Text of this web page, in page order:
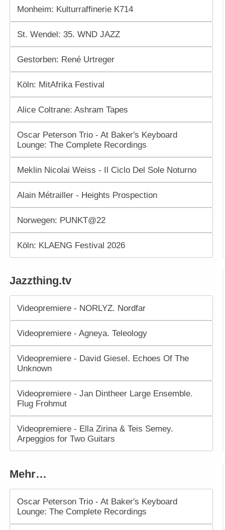
Monheim: Kulturraffinerie K714
St. Wendel: 35. WND JAZZ
Gestorben: René Urtreger
Köln: MitAfrika Festival
Alice Coltrane: Ashram Tapes
Oscar Peterson Trio - At Baker's Keyboard
Lounge: The Complete Recordings
Meklin Nicolai Weiss - Il Ciclo Del Sole Noturno
Alain Métrailler - Heights Prospection
Norwegen: PUNKT@22
Köln: KLAENG Festival 2026
Jazzthing.tv
Videopremiere - NORLYZ. Nordfar
Videopremiere - Agneya. Teleology
Videopremiere - David Giesel. Echoes Of The
Unknown
Videopremiere - Jan Dintheer Large Ensemble.
Flug Frohmut
Videopremiere - Ella Zirina & Teis Semey.
Arpeggios for Two Guitars
Mehr…
Oscar Peterson Trio - At Baker's Keyboard
Lounge: The Complete Recordings